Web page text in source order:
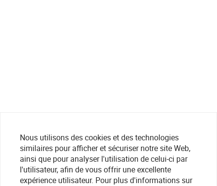
Nous utilisons des cookies et des technologies
similaires pour afficher et sécuriser notre site Web,
ainsi que pour analyser l'utilisation de celui-ci par
l'utilisateur, afin de vous offrir une excellente
expérience utilisateur. Pour plus d'informations sur